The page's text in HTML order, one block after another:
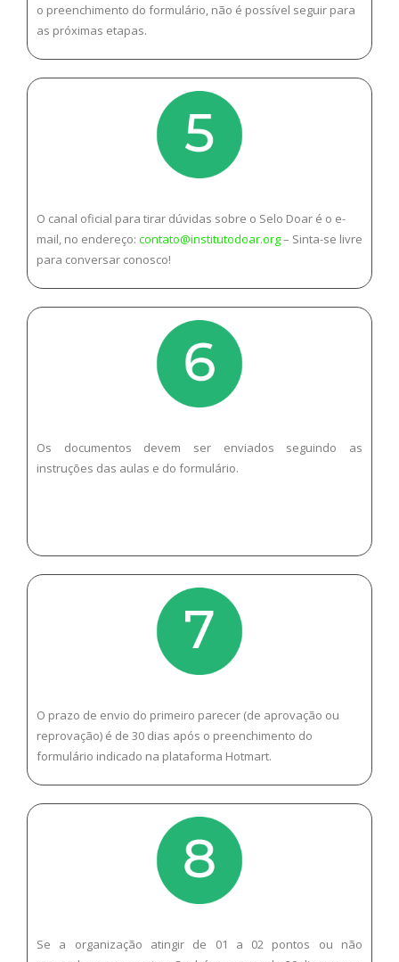
o preenchimento do formulário, não é possível seguir para
as próximas etapas.
O canal oficial para tirar dúvidas sobre o Selo Doar é o e-
mail, no endereço: contato@institutodoar.org– Sinta-se livre
para conversar conosco!
Os documentos devem ser enviados seguindo as
instruções das aulas e do formulário.
O prazo de envio do primeiro parecer (de aprovação ou
reprovação) é de 30 dias após o preenchimento do
formulário indicado na plataforma Hotmart.
Se a organização atingir de 01 a 02 pontos ou não